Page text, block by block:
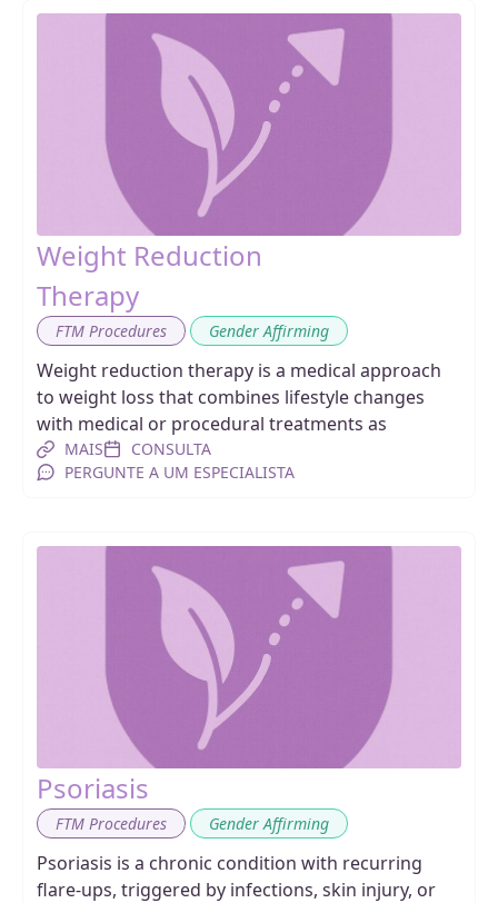
Weight Reduction
Therapy
FTM Procedures Gender Affirming
Weight reduction therapy is a medical approach
to weight loss that combines lifestyle changes
with medical or procedural treatments as
MAIS
CONSULTA
PERGUNTE A UM ESPECIALISTA
Psoriasis
FTM Procedures Gender Affirming
Psoriasis is a chronic condition with recurring
flare-ups, triggered by infections, skin injury, or